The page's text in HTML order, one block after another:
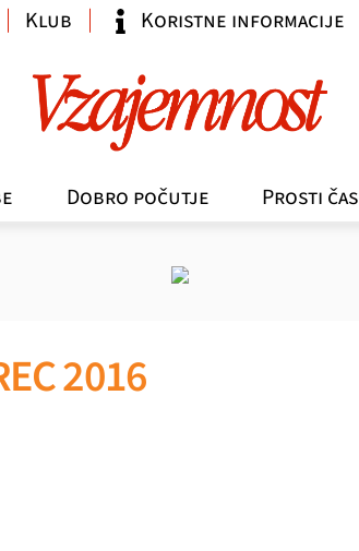
Dobro počutje Prosti čas
Klub Koristne informacije
2016